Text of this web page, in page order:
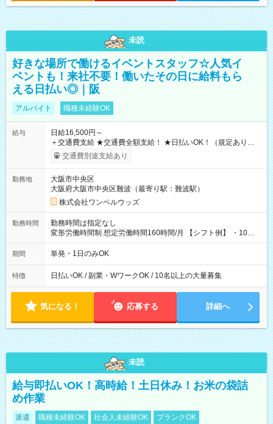
未読
好きな場所で働けるイベントスタッフ☆人気イ
ベントも！来社不要！働いたその日に給料もら
える日払い◎｜阪
アルバイト 職種未経験OK
給与
日給16,500円～
＋交通費支給 ★交通費全額支給！ ★日払いOK！（規定あり） ┗
働いたその日に現金GET♪ お仕事後はコンビニATMから 日払
交通費別途支給あり
勤務地
大阪市中央区
大阪府大阪市中央区難波（最寄り駅：難波駅）
株式会社ワンベルウッズ
勤務時間
勤務時間は指定なし
変形労働時間制 想定労働時間160時間/月 【シフト例】 ・10：
00～20：00
期間 単発・1日のみOK
特徴 日払いOK / 副業・WワークOK / 10名以上の大量募集
気になる！ 応募する 詳細へ
未読
給与即払いOK！高時給！土日休み！お米の袋詰
め作業
派遣 職種未経験OK 社会人未経験OK
ブランクOK